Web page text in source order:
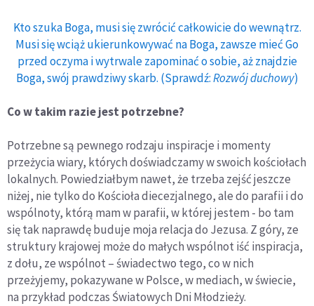
Kto szuka Boga, musi się zwrócić całkowicie do wewnątrz.
Musi się wciąż ukierunkowywać na Boga, zawsze mieć Go
przed oczyma i wytrwale zapominać o sobie, aż znajdzie
Boga, swój prawdziwy skarb. (Sprawdź:Rozwój duchowy)
Co w takim razie jest potrzebne?
Potrzebne są pewnego rodzaju inspiracje i momenty
przeżycia wiary, których doświadczamy w swoich kościołach
lokalnych. Powiedziałbym nawet, że trzeba zejść jeszcze
niżej, nie tylko do Kościoła diecezjalnego, ale do parafii i do
wspólnoty, którą mam w parafii, w której jestem - bo tam
się tak naprawdę buduje moja relacja do Jezusa. Z góry, ze
struktury krajowej może do małych wspólnot iść inspiracja,
z dołu, ze wspólnot – świadectwo tego, co w nich
przeżyjemy, pokazywane w Polsce, w mediach, w świecie,
na przykład podczas Światowych Dni Młodzieży.